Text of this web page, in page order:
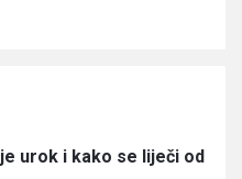
urok i kako se liječi od